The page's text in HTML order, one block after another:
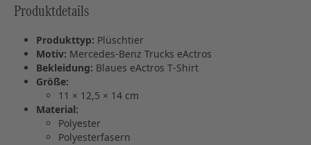
Produktdetails
Produkttyp: Plüschtier
Motiv: Mercedes‑Benz Trucks eActros
Bekleidung: Blaues eActros T‑Shirt
Größe:
11 × 12,5 × 14 cm
Material:
Polyester
Polyesterfasern